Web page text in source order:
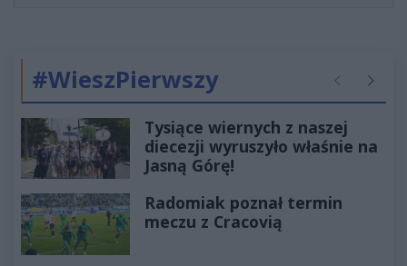
#WieszPierwszy Poprzednie
Tysiące wiernych z naszej
diecezji wyruszyło właśnie na
Jasną Górę!
Radomiak poznał termin
meczu z Cracovią